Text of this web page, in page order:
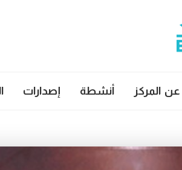
عن المركز أنشطة إصدارات